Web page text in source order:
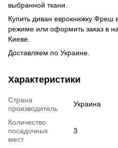
выбранной ткани.
Купить диван еврокнижку Фреш
режиме или оформить заказ в
Киеве.
Доставляем по Украине.
Характеристики
Страна
производитель
Украина
Количество
посадочных
мест
3